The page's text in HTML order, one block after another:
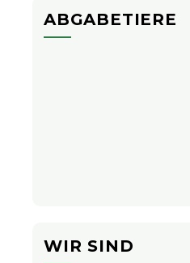
ABGABETIERE
WIR SIND